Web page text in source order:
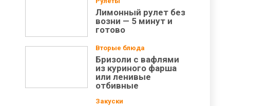
Лимонный рулет без
возни — 5 минут и
готово
Вторые блюда
Бризоли с вафлями
из куриного фарша
или ленивые
отбивные
Закуски